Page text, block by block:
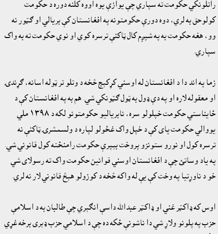
راتلونکي حکومت ته سپاري چې يوازې يوه اووه کلنه دوره د حکومت
کولوحق به لري، دوه دورې حکومتونه په افغانستان کې بريالي او ګټور نه
وو، هغه حکومت به په شپږم کال ټاکنې ترسره کوي او نوي حکومت ته به واک
سپاري.
زما په اند دا د افغانستان له اوسني کړکېچ څخه د وتلو تر ټوله اسانه، ګړندۍ
او معقوله لاره او په دې ډول به ټول ګټونکي شي. هم به په افغانستان کې د
ځايناستي حکومت خپلولو سره، نابرياليو حکومتونو لکه د ١٣٩٨ ملي
يووالي حکومت پاى کې د خپل واک غځولو لپاره د ولسمشرۍ ټاکنې نه
ترسره کول او نورو ستونزو پروخت بېپرې حکومت رامنځته کول قانوني شي.
په ياد وساتئ چې د افغانستان اوسني قوانين حکومت واک ته رسولاى شي
خو د ناوړتيا په وخت کې يې له واکه څخه د کوزولو هېڅ قانوني لار نه لري.
اوس که ډاکټر غني او ډاکټر عبدالله داسې انګېري چې طالبان به د اسلامې
حزب په پلونو ولاړ شي دا ناشونې ځکه ده چې د اسلامي حزب ډېرى برخه غړي